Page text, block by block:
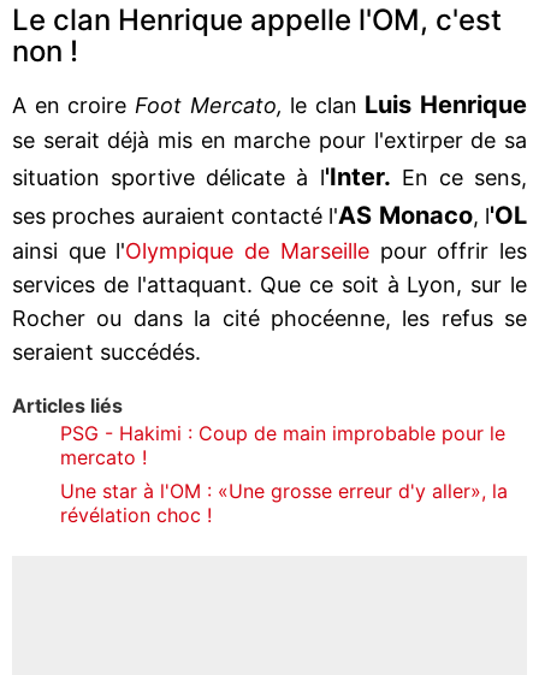
Le clan Henrique appelle l'OM, c'est
non !
A en croire Foot Mercato, le clan Luis Henrique
se serait déjà mis en marche pour l'extirper de sa
situation sportive délicate à l'Inter. En ce sens,
ses proches auraient contacté l'AS Monaco, l'OL
ainsi que l'Olympique de Marseille pour offrir les
services de l'attaquant. Que ce soit à Lyon, sur le
Rocher ou dans la cité phocéenne, les refus se
seraient succédés.
Articles liés
PSG - Hakimi : Coup de main improbable pour le
mercato !
Une star à l'OM : «Une grosse erreur d'y aller», la
révélation choc !